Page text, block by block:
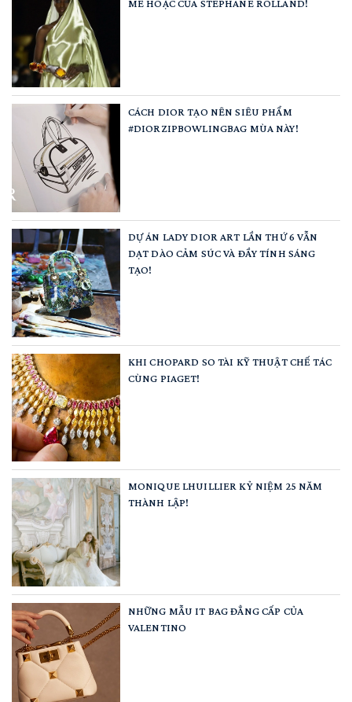
MÊ HOẶC CỦA STEPHANE ROLLAND!
CÁCH DIOR TẠO NÊN SIÊU PHẨM
#DIORZIPBOWLINGBAG MÙA NÀY!
DỰ ÁN LADY DIOR ART LẦN THỨ 6 VẪN
DẠT DÀO CẢM SÚC VÀ ĐẦY TÍNH SÁNG
TẠO!
KHI CHOPARD SO TÀI KỸ THUẬT CHẾ TÁC
CÙNG PIAGET!
MONIQUE LHUILLIER KỶ NIỆM 25 NĂM
THÀNH LẬP!
NHỮNG MẪU IT BAG ĐẲNG CẤP CỦA
VALENTINO